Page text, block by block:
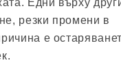
Едни върху
резки промени в
е